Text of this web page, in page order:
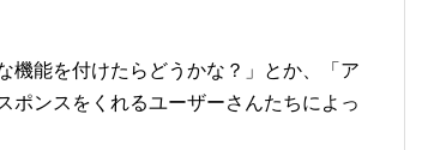
機能を付けたらどうかな？」とか、「ア
ポンスをくれるユーザーさんたちによっ